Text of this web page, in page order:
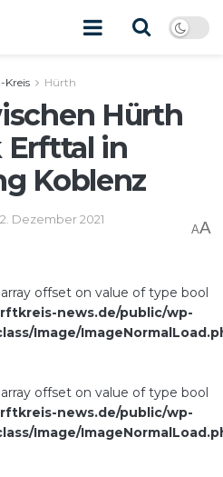
Kreis Hürth
Hürth
Erfttal in
Koblenz
Dezember 2021
AA
offset on value of type bool
news.de/public/wp-
Image/
offset on value of type bool
news.de/public/wp-
Image/